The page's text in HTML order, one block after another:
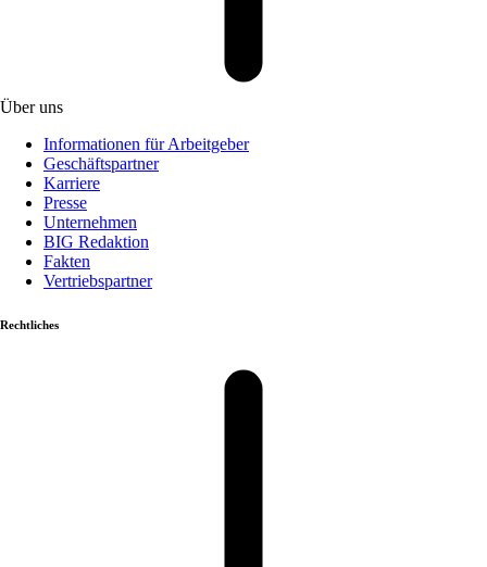
Über uns
Informationen für Arbeitgeber
Geschäftspartner
Karriere
Presse
Unternehmen
BIG Redaktion
Fakten
Vertriebspartner
Rechtliches